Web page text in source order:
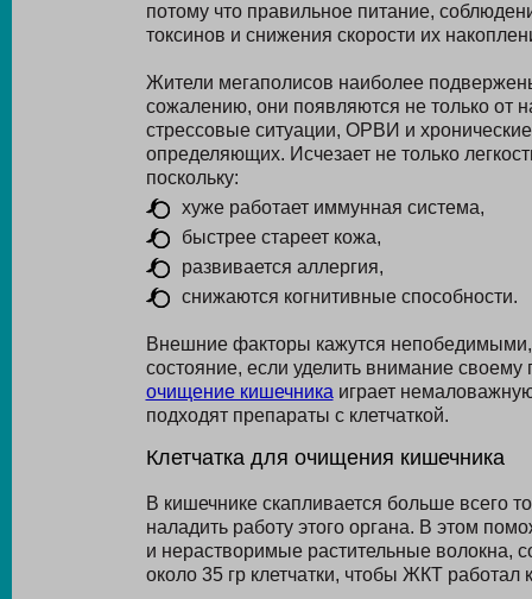
потому что правильное питание,
токсинов и снижения скорости их
Жители мегаполисов наиболее
сожалению, они появляются не только от
стрессовые ситуации, ОРВИ и
определяющих. Исчезает не только
поскольку:
хуже работает иммунная система,
быстрее стареет кожа,
развивается аллергия,
снижаются когнитивные способности.
Внешние факторы кажутся непобедимыми,
состояние, если уделить внимание
очищение кишечника играет
подходят препараты с клетчаткой.
Клетчатка для очищения кишечника
В кишечнике скапливается больше всего
наладить работу этого органа. В этом
и нерастворимые растительные
около 35 гр клетчатки, чтобы ЖКТ